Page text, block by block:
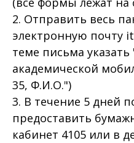
2. Отправить весь
электронную почту
теме письма
академической
35, Ф.И.О.")
3. В течение 5 дней
предоставить
кабинет 4105 или в